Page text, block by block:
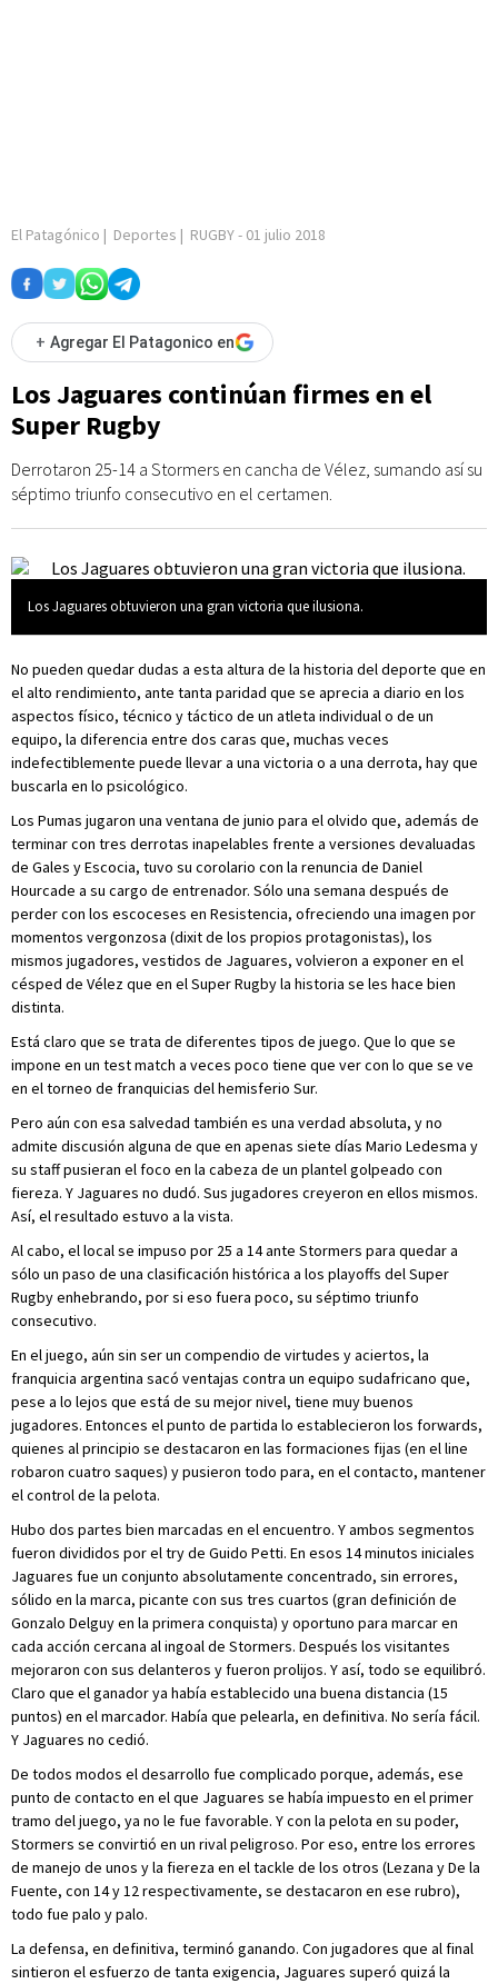
El Patagónico | Deportes | RUGBY- 01 julio 2018
+ Agregar El Patagonico en
Los Jaguares continúan firmes en el
Super Rugby
Derrotaron 25-14 a Stormers en cancha de Vélez, sumando así su
séptimo triunfo consecutivo en el certamen.
Los Jaguares obtuvieron una gran victoria que ilusiona.
No pueden quedar dudas a esta altura de la historia del deporte que en
el alto rendimiento, ante tanta paridad que se aprecia a diario en los
aspectos físico, técnico y táctico de un atleta individual o de un
equipo, la diferencia entre dos caras que, muchas veces
indefectiblemente puede llevar a una victoria o a una derrota, hay que
buscarla en lo psicológico.
Los Pumas jugaron una ventana de junio para el olvido que, además de
terminar con tres derrotas inapelables frente a versiones devaluadas
de Gales y Escocia, tuvo su corolario con la renuncia de Daniel
Hourcade a su cargo de entrenador. Sólo una semana después de
perder con los escoceses en Resistencia, ofreciendo una imagen por
momentos vergonzosa (dixit de los propios protagonistas), los
mismos jugadores, vestidos de Jaguares, volvieron a exponer en el
césped de Vélez que en el Super Rugby la historia se les hace bien
distinta.
Está claro que se trata de diferentes tipos de juego. Que lo que se
impone en un test match a veces poco tiene que ver con lo que se ve
en el torneo de franquicias del hemisferio Sur.
Pero aún con esa salvedad también es una verdad absoluta, y no
admite discusión alguna de que en apenas siete días Mario Ledesma y
su staff pusieran el foco en la cabeza de un plantel golpeado con
fiereza. Y Jaguares no dudó. Sus jugadores creyeron en ellos mismos.
Así, el resultado estuvo a la vista.
Al cabo, el local se impuso por 25 a 14 ante Stormers para quedar a
sólo un paso de una clasificación histórica a los playoffs del Super
Rugby enhebrando, por si eso fuera poco, su séptimo triunfo
consecutivo.
En el juego, aún sin ser un compendio de virtudes y aciertos, la
franquicia argentina sacó ventajas contra un equipo sudafricano que,
pese a lo lejos que está de su mejor nivel, tiene muy buenos
jugadores. Entonces el punto de partida lo establecieron los forwards,
quienes al principio se destacaron en las formaciones fijas (en el line
robaron cuatro saques) y pusieron todo para, en el contacto, mantener
el control de la pelota.
Hubo dos partes bien marcadas en el encuentro. Y ambos segmentos
fueron divididos por el try de Guido Petti. En esos 14 minutos iniciales
Jaguares fue un conjunto absolutamente concentrado, sin errores,
sólido en la marca, picante con sus tres cuartos (gran definición de
Gonzalo Delguy en la primera conquista) y oportuno para marcar en
cada acción cercana al ingoal de Stormers. Después los visitantes
mejoraron con sus delanteros y fueron prolijos. Y así, todo se equilibró.
Claro que el ganador ya había establecido una buena distancia (15
puntos) en el marcador. Había que pelearla, en definitiva. No sería fácil.
Y Jaguares no cedió.
De todos modos el desarrollo fue complicado porque, además, ese
punto de contacto en el que Jaguares se había impuesto en el primer
tramo del juego, ya no le fue favorable. Y con la pelota en su poder,
Stormers se convirtió en un rival peligroso. Por eso, entre los errores
de manejo de unos y la fiereza en el tackle de los otros (Lezana y De la
Fuente, con 14 y 12 respectivamente, se destacaron en ese rubro),
todo fue palo y palo.
La defensa, en definitiva, terminó ganando. Con jugadores que al final
sintieron el esfuerzo de tanta exigencia, Jaguares superó quizá la